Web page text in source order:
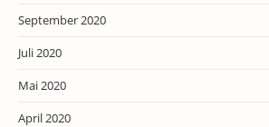
September 2020
Juli 2020
Mai 2020
April 2020